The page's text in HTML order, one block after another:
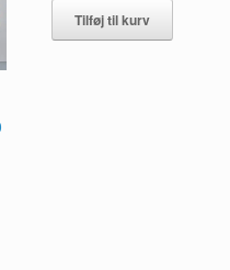
Tilføj til kurv